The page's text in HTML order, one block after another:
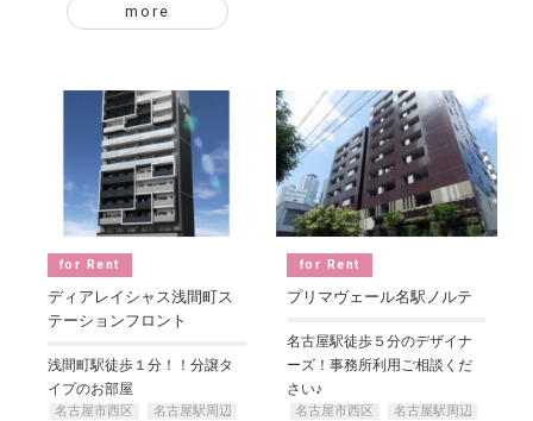
more
for Rent
ディアレイシャス浅間町ス
テーションフロント
浅間町駅徒歩１分！！分譲タ
イプのお部屋
名古屋市西区
名古屋駅周辺
for Rent
プリマヴェール名駅ノルテ
名古屋駅徒歩５分のデザイナ
ーズ！事務所利用ご相談くだ
さい♪
名古屋市西区
名古屋駅周辺